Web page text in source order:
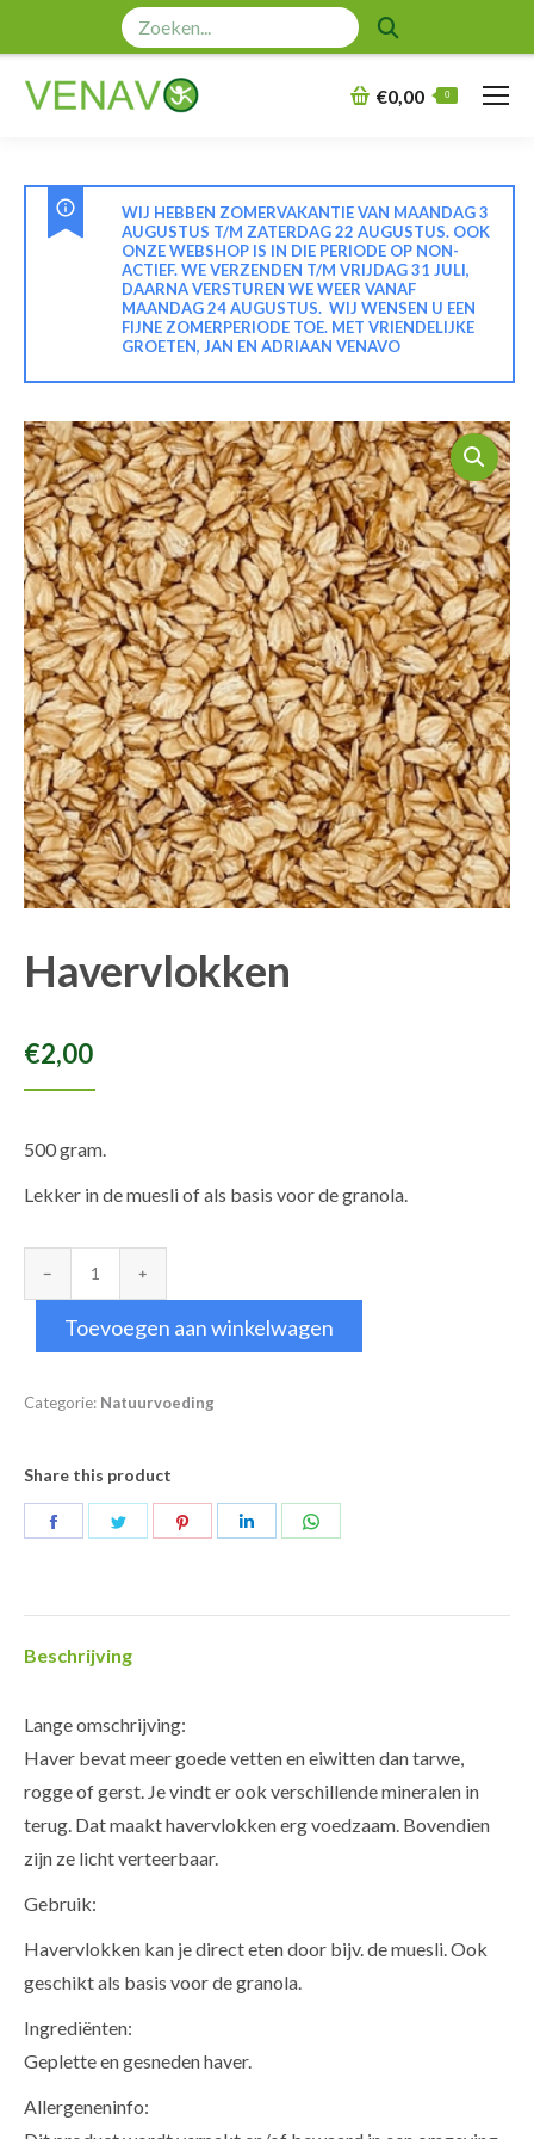
Zoeken:
€0,00 0
WIJ HEBBEN ZOMERVAKANTIE VAN MAANDAG 3
AUGUSTUS T/M ZATERDAG 22 AUGUSTUS. OOK
ONZE WEBSHOP IS IN DIE PERIODE OP NON-
ACTIEF. WE VERZENDEN T/M VRIJDAG 31 JULI,
DAARNA VERSTUREN WE WEER VANAF
MAANDAG 24 AUGUSTUS. WIJ WENSEN U EEN
FIJNE ZOMERPERIODE TOE. MET VRIENDELIJKE
GROETEN, JAN EN ADRIAAN VENAVO
Havervlokken
€2,00
500 gram.
Lekker in de muesli of als basis voor de granola.
Havervlokken
aantal
Toevoegen aan winkelwagen
Categorie: Natuurvoeding
Share this product
Beschrijving
Lange omschrijving:
Haver bevat meer goede vetten en eiwitten dan tarwe,
rogge of gerst. Je vindt er ook verschillende mineralen in
terug. Dat maakt havervlokken erg voedzaam. Bovendien
zijn ze licht verteerbaar.
Gebruik:
Havervlokken kan je direct eten door bijv. de muesli. Ook
geschikt als basis voor de granola.
Ingrediënten:
Geplette en gesneden haver.
Allergeneninfo: